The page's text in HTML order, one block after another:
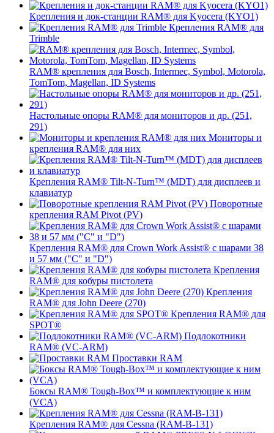
Крепления и док-станции RAM® для Kyocera (KYO1)
Крепления RAM® для
Trimble
RAM® крепления для Bosch, Intermec, Symbol, Motorola,
TomTom, Magellan, ID Systems
Настольные опоры RAM® для мониторов и др. (251,
291)
Мониторы и
крепления RAM® для них
Крепления RAM® Tilt-N-Turn™ (MDT) для дисплеев и
клавиатур
Поворотные
крепления RAM Pivot (PV)
Крепления RAM® для Crown Work Assist® с шарами 38
и 57 мм ("C" и "D")
Крепления
RAM® для кобуры пистолета
Крепления
RAM® для John Deere (270)
Крепления RAM® для
SPOT®
Подлокотники
RAM® (VC-ARM)
Проставки RAM
Боксы RAM® Tough-Box™ и комплектующие к ним
(VCA)
Крепления RAM® для Cessna (RAM-B-131)